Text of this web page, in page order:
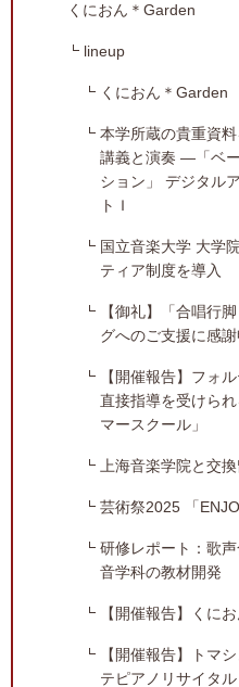
くにおん＊Garden
lineup
くにおん＊
本学所蔵の貴重資
講義と演奏 ―「ベ
ション」 デジタル
トＩ
国立音楽大学 大学
ティア制度を導入
【御礼】「合唱行
グへのご支援に感
【開催報告】フォ
直接指導を受けら
マースクール」
上海音楽学院と交
芸術祭2025 「
研修レポート：歌
音学科の教材開発
【開催報告】くに
【開催報告】トマ
テピアノリサイタル